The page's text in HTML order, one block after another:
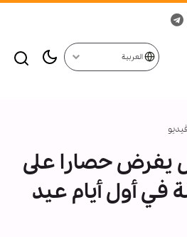
العربية
يفرض حصارا على
في أول أيام عيد